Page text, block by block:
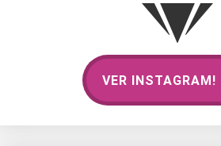
VER INSTAGRAM!